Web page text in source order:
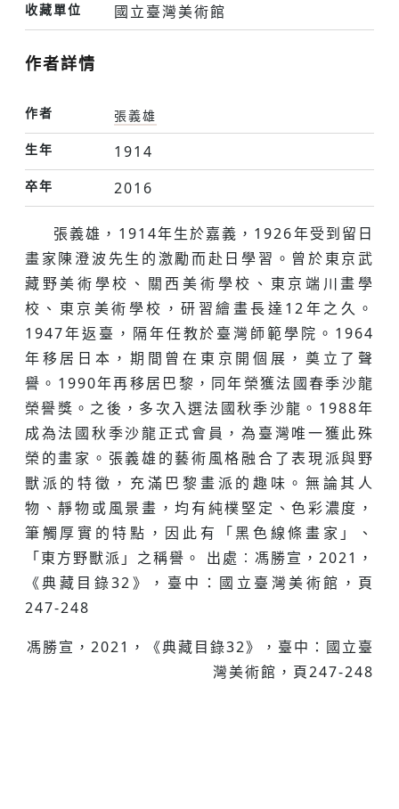
收藏單位 國立臺灣美術館
作者詳情
作者
張義雄
生年
1914
卒年 2016
張義雄，1914年生於嘉義，1926年受到留日
畫家陳澄波先生的激勵而赴日學習。曾於東京武
藏野美術學校、關西美術學校、東京端川畫學
校、東京美術學校，研習繪畫長達12年之久。
1947年返臺，隔年任教於臺灣師範學院。1964
年移居日本，期間曾在東京開個展，奠立了聲
譽。1990年再移居巴黎，同年榮獲法國春季沙龍
榮譽獎。之後，多次入選法國秋季沙龍。1988年
成為法國秋季沙龍正式會員，為臺灣唯一獲此殊
榮的畫家。張義雄的藝術風格融合了表現派與野
獸派的特徵，充滿巴黎畫派的趣味。無論其人
物、靜物或風景畫，均有純樸堅定、色彩濃度，
筆觸厚實的特點，因此有「黑色線條畫家」、
「東方野獸派」之稱譽。 出處︰馮勝宣，2021，
《典藏目錄32》，臺中：國立臺灣美術館，頁
247-248
馮勝宣，2021，《典藏目錄32》，臺中：國立臺
灣美術館，頁247-248